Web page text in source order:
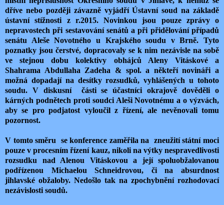
dříve nebo později závazně vyjádří Ústavní soud na základě
ústavní stížnosti z r.2015. Novinkou jsou pouze zprávy o
nepravostech při sestavování senátů a při přidělování případů
senátu Aleše Novotného u Krajského soudu v Brně. Tyto
poznatky jsou čerstvé, dopracovaly se k nim nezávisle na sobě
ve stejnou dobu kolektivy obhájců Aleny Vitáskové a
Shahrama Abdullaha Zadeha & spol. a někteří novináři a
možná dopadají na desítky rozsudků, vyhlášených u tohoto
soudu. V diskusní části se účastníci okrajově dověděli o
kárných podnětech proti soudci Aleši Novotnému a o výzvách,
aby se pro podjatost vyloučil z řízení, ale nevěnovali tomu
pozornost.
V tomto směru se konference zaměřila na zneužití státní moci
pouze v procesním řízení kauz, nikoli na výtky nespravedlivosti
rozsudku nad Alenou Vitáskovou a její spoluobžalovanou
podřízenou Michaelou Schneidrovou, či na absurdnost
jihlavské obžaloby. Nedošlo tak na zpochybnění rozhodovací
nezávislosti soudů.